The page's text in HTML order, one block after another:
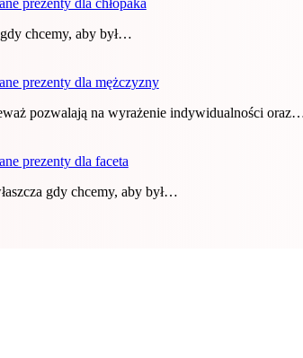
prezenty dla chłopaka
chcemy, aby był…
prezenty dla mężczyzny
pozwalają na wyrażenie indywidualności
prezenty dla faceta
gdy chcemy, aby był…